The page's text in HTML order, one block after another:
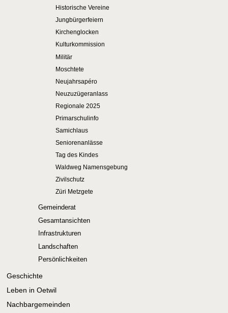
Historische Vereine
Jungbürgerfeiern
Kirchenglocken
Kulturkommission
Militär
Moschtete
Neujahrsapéro
Neuzuzügeranlass
Regionale 2025
Primarschulinfo
Samichlaus
Seniorenanlässe
Tag des Kindes
Waldweg Namensgebung
Zivilschutz
Züri Metzgete
Gemeinderat
Gesamtansichten
Infrastrukturen
Landschaften
Persönlichkeiten
Geschichte
Leben in Oetwil
Nachbargemeinden